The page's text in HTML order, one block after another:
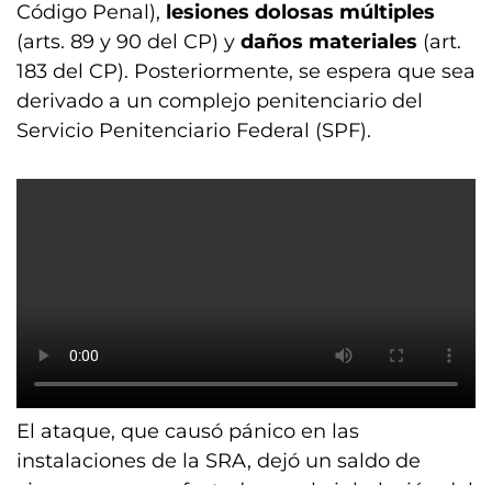
Código Penal), lesiones dolosas múltiples
(arts. 89 y 90 del CP) y daños materiales (art.
183 del CP). Posteriormente, se espera que sea
derivado a un complejo penitenciario del
Servicio Penitenciario Federal (SPF).
El ataque, que causó pánico en las
instalaciones de la SRA, dejó un saldo de